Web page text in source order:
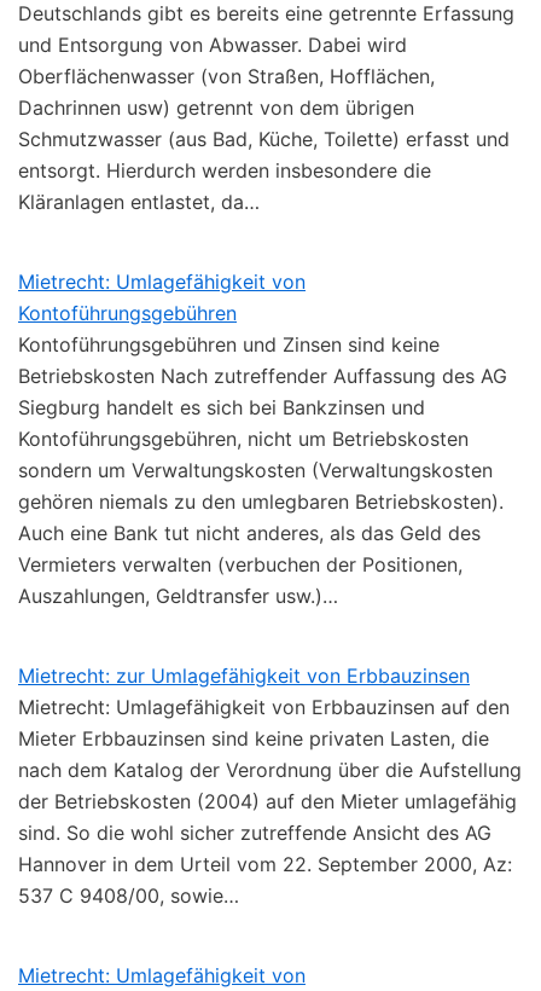
Deutschlands gibt es bereits eine getrennte Erfassung
und Entsorgung von Abwasser. Dabei wird
Oberflächenwasser (von Straßen, Hofflächen,
Dachrinnen usw) getrennt von dem übrigen
Schmutzwasser (aus Bad, Küche, Toilette) erfasst und
entsorgt. Hierdurch werden insbesondere die
Kläranlagen entlastet, da…
Mietrecht: Umlagefähigkeit von
Kontoführungsgebühren
Kontoführungsgebühren und Zinsen sind keine
Betriebskosten Nach zutreffender Auffassung des AG
Siegburg handelt es sich bei Bankzinsen und
Kontoführungsgebühren, nicht um Betriebskosten
sondern um Verwaltungskosten (Verwaltungskosten
gehören niemals zu den umlegbaren Betriebskosten).
Auch eine Bank tut nicht anderes, als das Geld des
Vermieters verwalten (verbuchen der Positionen,
Auszahlungen, Geldtransfer usw.)…
Mietrecht: zur Umlagefähigkeit von Erbbauzinsen
Mietrecht: Umlagefähigkeit von Erbbauzinsen auf den
Mieter Erbbauzinsen sind keine privaten Lasten, die
nach dem Katalog der Verordnung über die Aufstellung
der Betriebskosten (2004) auf den Mieter umlagefähig
sind. So die wohl sicher zutreffende Ansicht des AG
Hannover in dem Urteil vom 22. September 2000, Az:
537 C 9408/00, sowie…
Mietrecht: Umlagefähigkeit von